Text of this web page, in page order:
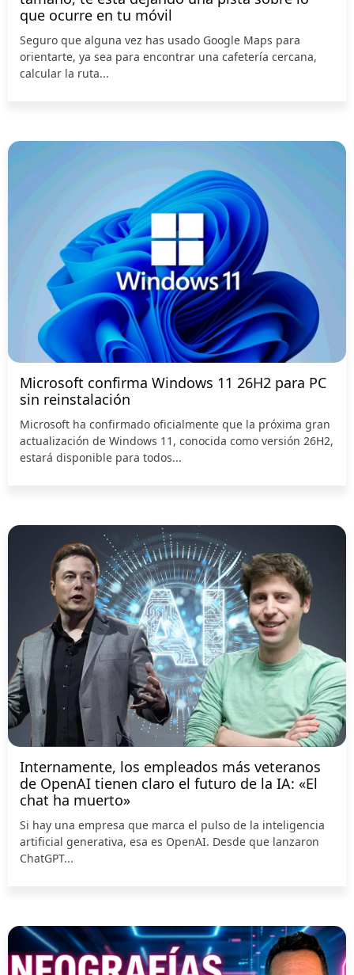
que ocurre en tu móvil
Seguro que alguna vez has usado Google Maps para
orientarte, ya sea para encontrar una cafetería cercana,
calcular la ruta...
Microsoft confirma Windows 11 26H2 para PC
sin reinstalación
Microsoft ha confirmado oficialmente que la próxima gran
actualización de Windows 11, conocida como versión 26H2,
estará disponible para todos...
Internamente, los empleados más veteranos
de OpenAI tienen claro el futuro de la IA: «El
chat ha muerto»
Si hay una empresa que marca el pulso de la inteligencia
artificial generativa, esa es OpenAI. Desde que lanzaron
ChatGPT...